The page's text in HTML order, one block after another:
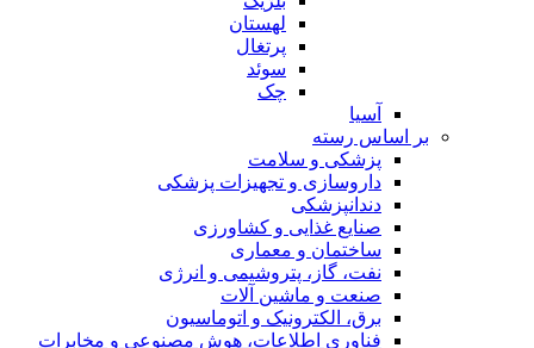
لهستان
پرتغال
سوئد
چک
آسیا
بر اساس رسته
پزشکی و سلامت
داروسازی و تجهیزات پزشکی
دندانپزشکی
صنایع غذایی و کشاورزی
ساختمان و معماری
نفت، گاز، پتروشیمی و انرژی
صنعت و ماشین آلات
برق، الکترونیک و اتوماسیون
فناوری اطلاعات، هوش مصنوعی و مخابرات